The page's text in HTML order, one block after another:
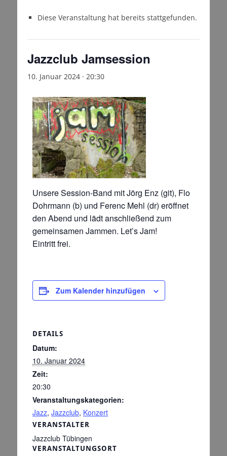
Diese Veranstaltung hat bereits stattgefunden.
Jazzclub Jamsession
10. Januar 2024 · 20:30
Unsere Session-Band mit Jörg Enz (git), Flo
Dohrmann (b) und Ferenc Mehl (dr) eröffnet
den Abend und lädt anschließend zum
gemeinsamen Jammen. Let’s Jam!
Eintritt frei.
Zum Kalender hinzufügen
DETAILS
Datum:
10. Januar 2024
Zeit:
20:30
Veranstaltungskategorien:
Jazz, Jazzclub, Konzert
VERANSTALTUNGSORT
VERANSTALTER
Jazzclub Tübingen